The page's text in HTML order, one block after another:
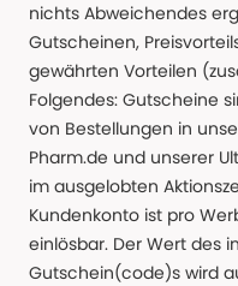
nichts Abweichendes
Gutscheinen,
gewährten Vorteilen
Folgendes: Gutscheine
von Bestellungen in
Pharm.de und unserer
im ausgelobten
Kundenkonto ist pro
einlösbar. Der Wert des
Gutschein(code)s wird